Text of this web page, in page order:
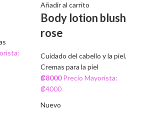
Añadir al carrito
Body lotion blush
rose
Cuidado del cabello y la piel,
Cremas para la piel
₡8000 Precio Mayorista:
₡4000
Nuevo